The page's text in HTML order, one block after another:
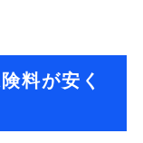
料が安く